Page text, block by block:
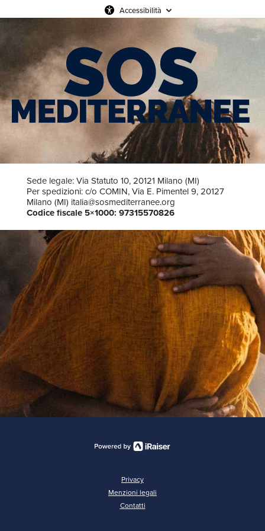
Accessibilità
Sede legale: Via Statuto 10, 20121 Milano (MI)
Per spedizioni: c/o COMIN, Via E. Pimentel 9, 20127
Milano (MI) italia@sosmediterranee.org
Codice fiscale 5×1000: 97315570826
Privacy
Menzioni legali
Contatti